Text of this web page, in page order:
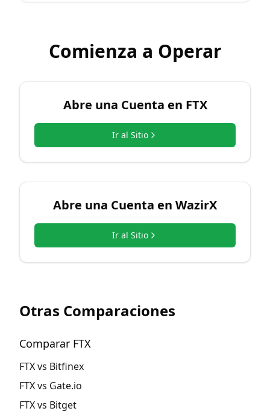
Comienza a Operar
Abre una Cuenta en FTX
Ir al Sitio
Abre una Cuenta en WazirX
Ir al Sitio
Otras Comparaciones
Comparar FTX
FTX vs Bitfinex
FTX vs Gate.io
FTX vs Bitget